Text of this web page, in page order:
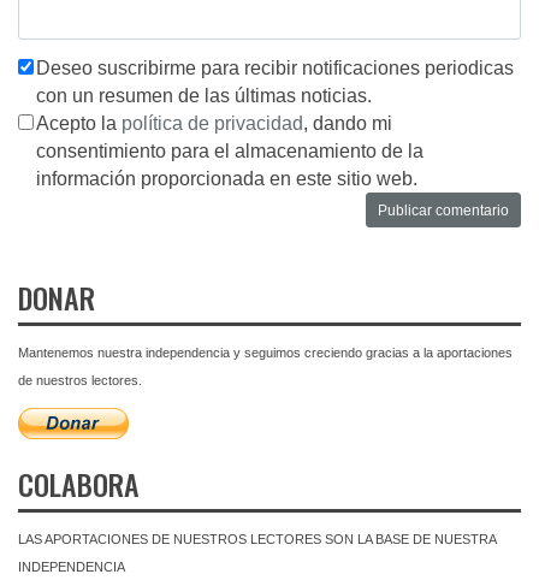
Deseo suscribirme para recibir notificaciones periodicas
con un resumen de las últimas noticias.
Acepto la política de privacidad, dando mi
consentimiento para el almacenamiento de la
información proporcionada en este sitio web.
DONAR
Mantenemos nuestra independencia y seguimos creciendo gracias a la aportaciones
de nuestros lectores.
COLABORA
LAS APORTACIONES DE NUESTROS LECTORES SON LA BASE DE NUESTRA
INDEPENDENCIA